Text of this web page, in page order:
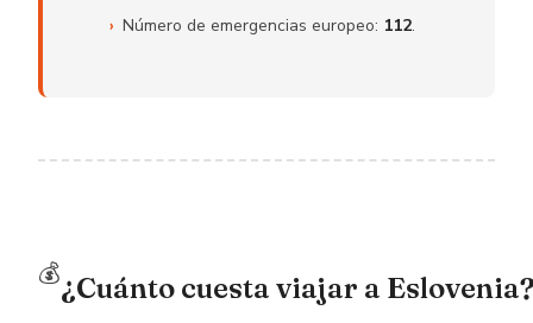
Número de emergencias europeo: 112.
💰¿Cuánto cuesta viajar a